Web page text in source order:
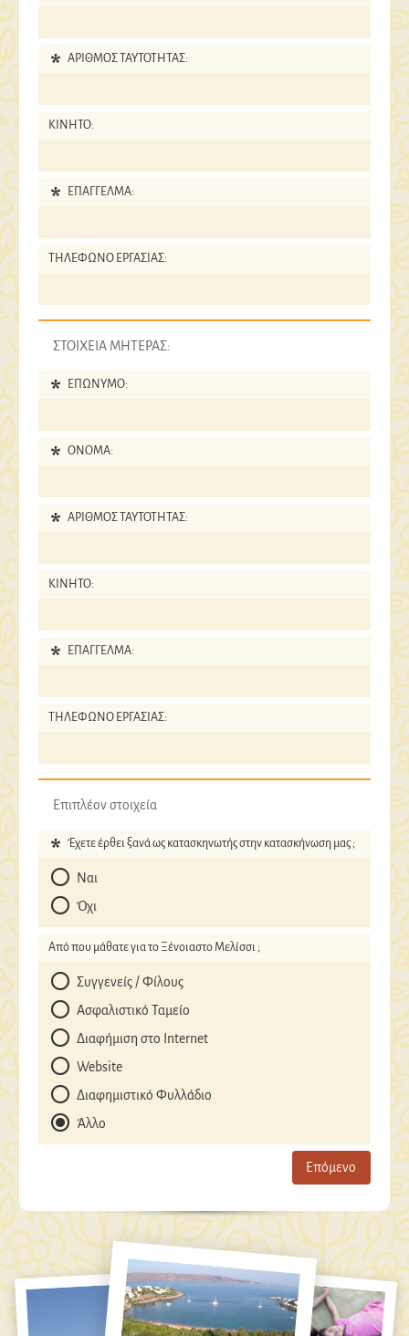
ΑΡΙΘΜΟΣ ΤΑΥΤΟΤΗΤΑΣ:
ΚΙΝΗΤΟ:
ΕΠΑΓΓΕΛΜΑ:
ΤΗΛΕΦΩΝΟ ΕΡΓΑΣΙΑΣ:
ΣΤΟΙΧΕΙΑ ΜΗΤΕΡΑΣ:
ΕΠΩΝΥΜΟ:
ΟΝΟΜΑ:
ΑΡΙΘΜΟΣ ΤΑΥΤΟΤΗΤΑΣ:
ΚΙΝΗΤΟ:
ΕΠΑΓΓΕΛΜΑ:
ΤΗΛΕΦΩΝΟ ΕΡΓΑΣΙΑΣ:
Επιπλέον στοιχεία
Έχετε έρθει ξανά ως κατασκηνωτής στην κατασκήνωση μας ;
Ναι
Όχι
Από που μάθατε για το Ξένοιαστο Μελίσσι ;
Συγγενείς / Φίλους
Ασφαλιστικό Ταμείο
Διαφήμιση στο Internet
Website
Διαφημιστικό Φυλλάδιο
Άλλο